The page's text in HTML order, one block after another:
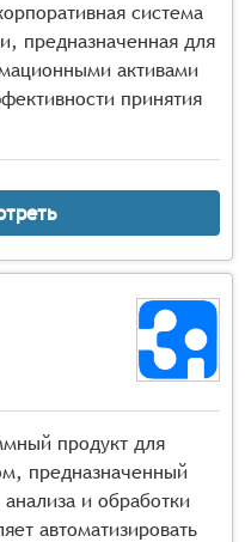
система
предназначенная для
активами
принятия
продукт для
предназначенный
и обработки
автоматизировать